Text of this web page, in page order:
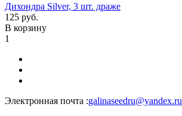
Дихондра Silver, 3 шт. драже
125 руб.
В корзину
1
Электронная почта :galinaseedru@yandex.ru